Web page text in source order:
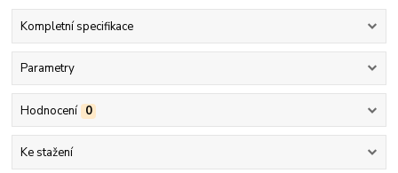
Kompletní specifikace
Parametry
Hodnocení 0
Ke stažení